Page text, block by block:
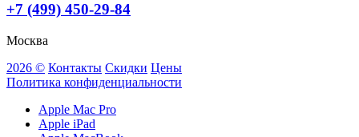
+7 (499) 450-29-84
Москва
2026 © Контакты Скидки Цены
Политика конфиденциальности
Apple Mac Pro
Apple iPad